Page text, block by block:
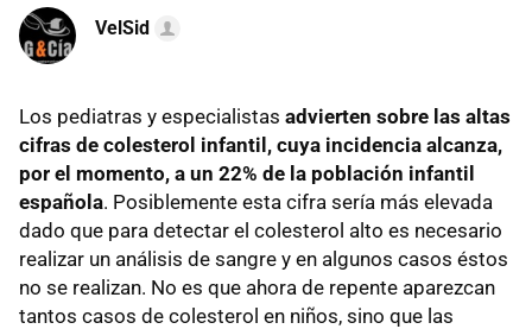
VelSid
Los pediatras y especialistas advierten sobre las altas
cifras de colesterol infantil, cuya incidencia alcanza,
por el momento, a un 22% de la población infantil
española. Posiblemente esta cifra sería más elevada
dado que para detectar el colesterol alto es necesario
realizar un análisis de sangre y en algunos casos éstos
no se realizan. No es que ahora de repente aparezcan
tantos casos de colesterol en niños, sino que las